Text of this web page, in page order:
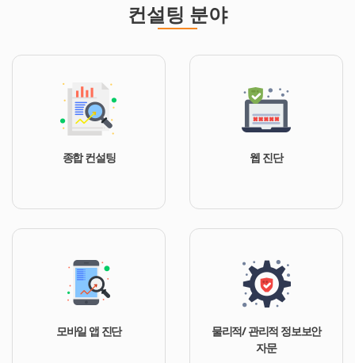
컨설팅 분야
종합 컨설팅 웹 진단
모바일 앱 진단
물리적/ 관리적 정보보안
자문